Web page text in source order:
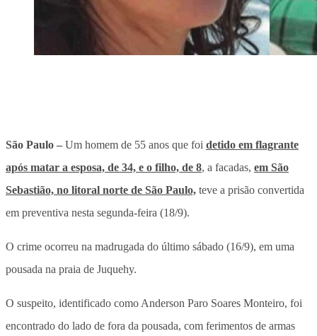
São Paulo – Um homem de 55 anos que foi detido em flagrante
após matar a esposa, de 34, e o filho, de 8, a facadas, em São
Sebastião, no litoral norte de São Paulo, teve a prisão convertida
em preventiva nesta segunda-feira (18/9).
O crime ocorreu na madrugada do último sábado (16/9), em uma
pousada na praia de Juquehy.
O suspeito, identificado como Anderson Paro Soares Monteiro, foi
encontrado do lado de fora da pousada, com ferimentos de armas